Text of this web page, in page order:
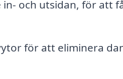
och utsidan, för att
för att eliminera